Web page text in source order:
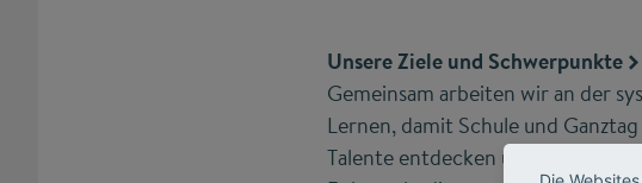
Unsere Ziele und Schwerpunkte
Gemeinsam arbeiten wir an der
Lernen, damit Schule und
Talente entdecken und